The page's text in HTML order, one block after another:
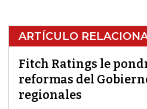
ARTÍCULO
Fitch Ratings le
reformas del
regionales